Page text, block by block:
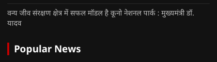
वन्य जीव संरक्षण क्षेत्र में सफल मॉडल है कूनो नेशनल पार्क : मुख्यमंत्री डॉ.
यादव
Popular News